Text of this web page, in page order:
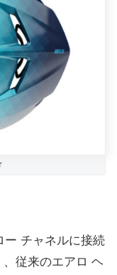
ー チャネルに接続
従来のエアロ ヘ